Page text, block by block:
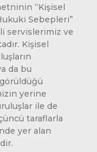
“Kişisel
Sebepleri”
servislerimiz ve
Kişisel
da bu
yerine
ile de
taraflarla
yer alan